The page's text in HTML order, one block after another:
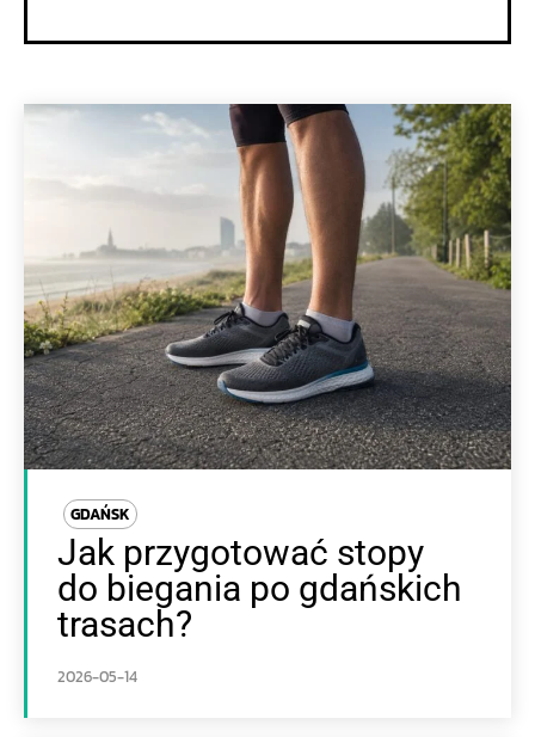
GDAŃSK
Jak przygotować stopy
do biegania po gdańskich
trasach?
2026-05-14